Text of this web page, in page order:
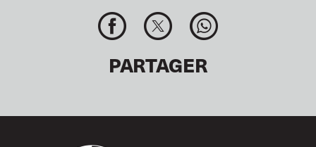
PARTAGER